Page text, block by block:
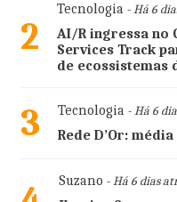
2
Tecnologia- Há 6
AI/R ingressa no
Services Track
de
3 Tecnologia- Há 6
Rede D’Or:
Suzano - Há 6 dias